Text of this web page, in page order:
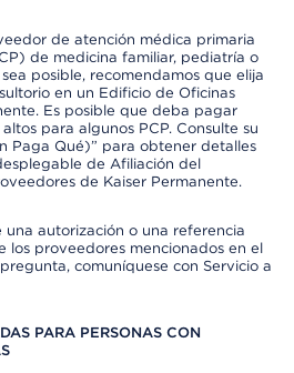
de atención médica primaria
de medicina familiar, pediatría o
posible, recomendamos que elija
en un Edificio de Oficinas
Es posible que deba pagar
para algunos PCP. Consulte su
Paga Qué)” para obtener detalles
de Afiliación del
de Kaiser Permanente.
una autorización o una referencia
los proveedores mencionados en el
comuníquese con Servicio a
PARA PERSONAS CON